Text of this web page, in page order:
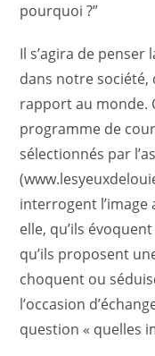
pourquoi ?”
Il s’agira de penser
dans notre société,
rapport au monde.
programme de
sélectionnés par
interrogent
elle, qu’ils
qu’ils proposent
choquent ou
l’occasion
question « quelles